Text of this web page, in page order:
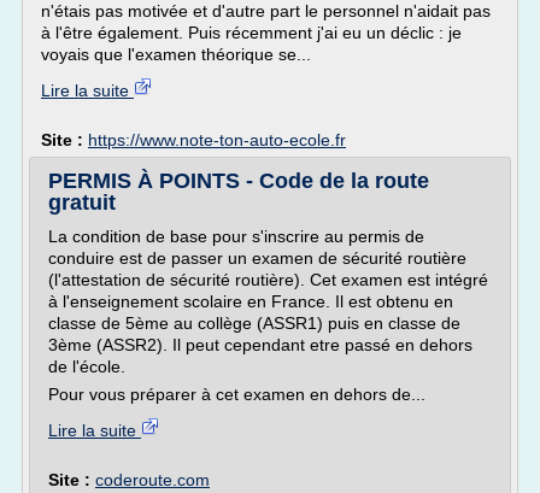
n'étais pas motivée et d'autre part le personnel n'aidait pas
à l'être également. Puis récemment j'ai eu un déclic : je
voyais que l'examen théorique se...
Lire la suite
Site : https://www.note-ton-auto-ecole.fr
PERMIS À POINTS - Code de la route
gratuit
La condition de base pour s'inscrire au permis de
conduire est de passer un examen de sécurité routière
(l'attestation de sécurité routière). Cet examen est intégré
à l'enseignement scolaire en France. Il est obtenu en
classe de 5ème au collège (ASSR1) puis en classe de
3ème (ASSR2). Il peut cependant etre passé en dehors
de l'école.
Pour vous préparer à cet examen en dehors de...
Lire la suite
Site : coderoute.com